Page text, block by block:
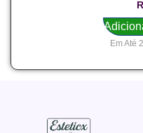
Em Até